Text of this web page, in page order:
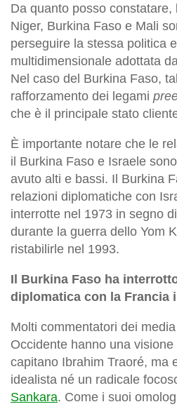
Da quanto posso constatare,
Niger, Burkina Faso e Mali
perseguire la stessa politica
multidimensionale adottata
Nel caso del Burkina Faso,
rafforzamento dei legami
che è il principale stato
È importante notare che le
il Burkina Faso e Israele
avuto alti e bassi. Il Burkina
relazioni diplomatiche con
interrotte nel 1973 in segno
durante la guerra dello Yom
ristabilirle nel 1993.
Il Burkina Faso ha
diplomatica con la Francia
Molti commentatori dei media
Occidente hanno una
capitano Ibrahim Traoré, ma
idealista né un radicale
Sankara. Come i suoi